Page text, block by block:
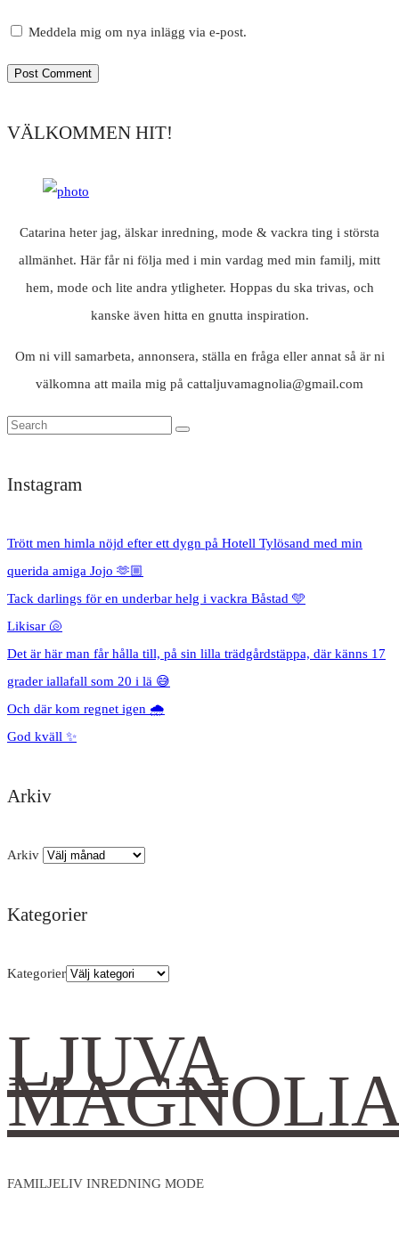
Meddela mig om nya inlägg via e-post.
VÄLKOMMEN HIT!
Catarina heter jag, älskar inredning, mode & vackra ting i största
allmänhet. Här får ni följa med i min vardag med min familj, mitt
hem, mode och lite andra ytligheter. Hoppas du ska trivas, och
kanske även hitta en gnutta inspiration.
Om ni vill samarbeta, annonsera, ställa en fråga eller annat så är ni
välkomna att maila mig på cattaljuvamagnolia@gmail.com
Instagram
Trött men himla nöjd efter ett dygn på Hotell Tylösand med min
querida amiga Jojo 🫶🏼
Tack darlings för en underbar helg i vackra Båstad 🩵
Likisar 🐚
Det är här man får hålla till, på sin lilla trädgårdstäppa, där känns 17
grader iallafall som 20 i lä 😅
Och där kom regnet igen 🌧️
God kväll ✨
Arkiv
Arkiv
Kategorier
Kategorier
LJUVA
FAMILJELIV INREDNING MODE